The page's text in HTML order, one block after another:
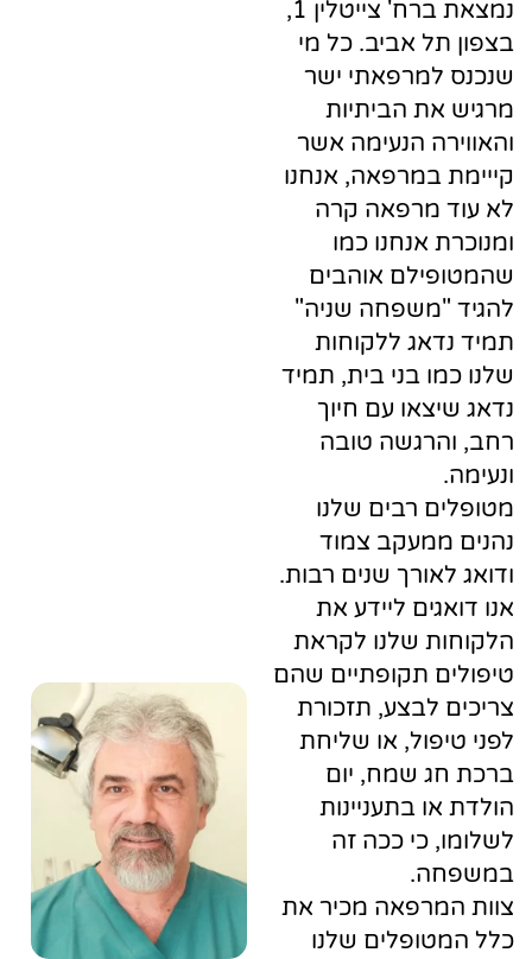
נמצאת ברח' צייטלין 1,
אביב. כל מי
למרפאתי ישר
הביתיות
הנעימה אשר
במרפאה, אנחנו
מרפאה קרה
אנחנו כמו
אוהבים
"משפחה שניה"
ללקוחות
בני בית, תמיד
עם חיוך
טובה
רבים שלנו
ממעקב צמוד
שנים רבות.
ליידע את
שלנו לקראת
תקופתיים שהם
לבצע, תזכורת
או שליחת
שמח, יום
בתעניינות
כי ככה זה
מכיר את
שלנו